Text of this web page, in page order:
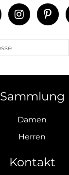
Sammlung
Damen
Herren
Kontakt